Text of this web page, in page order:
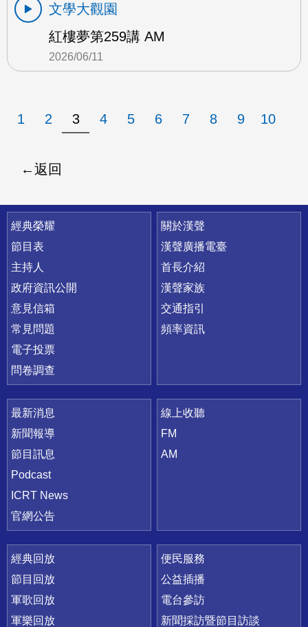
文學大觀園
紅樓夢第259講 AM
2026/06/11
1 2 3 4 5 6 7 8 9 10
返回
快速連結
經典榮耀
節目表
主持人
政府資訊公開
意見信箱
常見問題
電子投票
問卷調查
關於漢聲
漢聲廣播電臺
首長介紹
漢聲家族
交通指引
頻率資訊
最新消息
新聞報導
節目訊息
Podcast
ICRT News
官網公告
線上收聽
FM
AM
經典回放
節目回放
軍歌回放
軍樂回放
便民服務
公益插播
電台參訪
新聞採訪暨節目訪談